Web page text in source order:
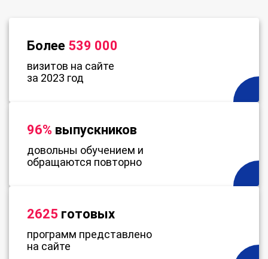
Более 539 000
визитов на сайте
за 2023 год
96% выпускников
довольны обучением и
обращаются повторно
2625 готовых
программ представлено
на сайте